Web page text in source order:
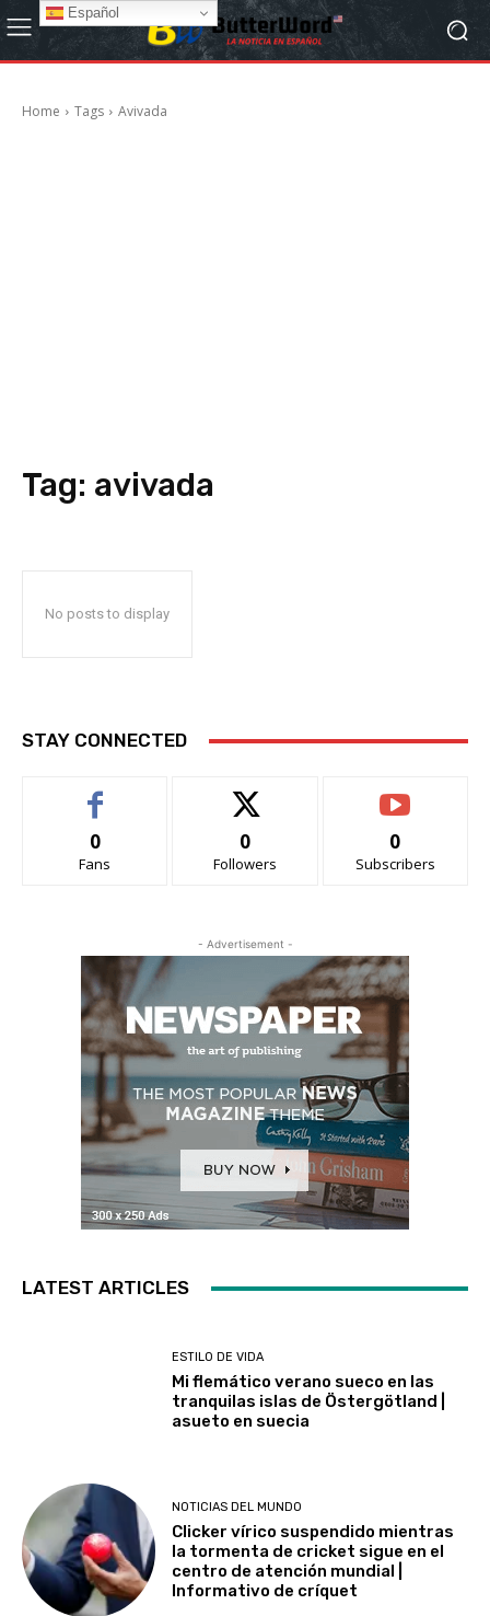
Home Tags Avivada
Tag: avivada
No posts to display
STAY CONNECTED
0
Fans
0
Followers
0
Subscribers
- Advertisement -
LATEST ARTICLES
ESTILO DE VIDA
Mi flemático verano sueco en las
tranquilas islas de Östergötland |
asueto en suecia
NOTICIAS DEL MUNDO
Clicker vírico suspendido mientras
la tormenta de cricket sigue en el
centro de atención mundial |
Informativo de críquet
Español